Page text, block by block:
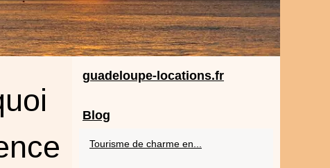
guadeloupe-locations.fr
Blog
Tourisme de charme en...